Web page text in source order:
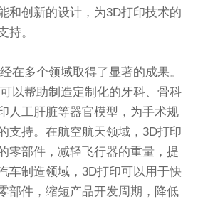
和创新的设计，为3D打印技术的
持。
在多个领域取得了显著的成果。
以帮助制造定制化的牙科、骨科
人工肝脏等器官模型，为手术规
支持。在航空航天领域，3D打印
零部件，减轻飞行器的重量，提
车制造领域，3D打印可以用于快
部件，缩短产品开发周期，降低